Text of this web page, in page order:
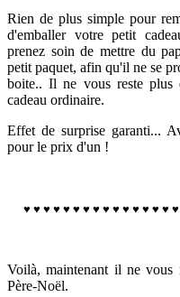
Rien de plus simple pour
d'emballer votre petit
prenez soin de mettre du
petit paquet, afin qu'il ne se
boite.. Il ne vous reste plus
cadeau ordinaire.
Effet de surprise garanti...
pour le prix d'un !
♥ ♥ ♥ ♥ ♥ ♥ ♥ ♥ ♥ ♥ ♥ ♥ ♥ ♥ ♥ ♥
Voilà, maintenant il ne vous
Père-Noël.